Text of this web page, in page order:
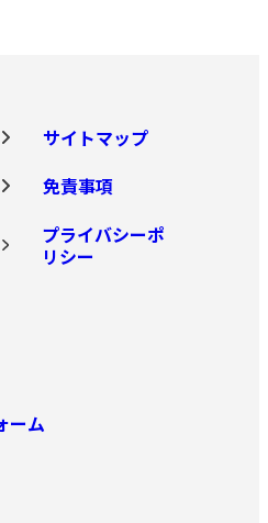
サイトマップ
免責事項
プライバシーポ
リシー
ーム